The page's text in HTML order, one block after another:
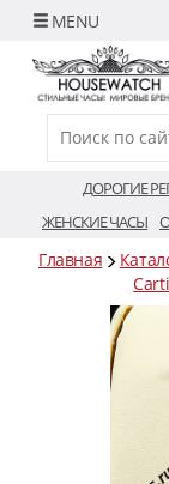
ДОРОГИЕ
ЖЕНСКИЕ ЧАСЫ
Главная